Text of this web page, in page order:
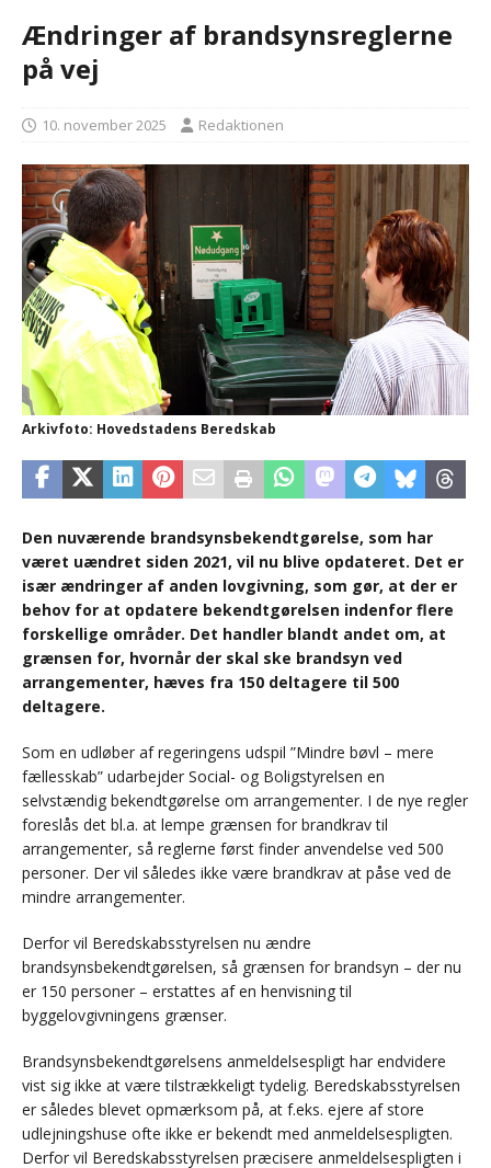
Ændringer af brandsynsreglerne
på vej
10. november 2025 Redaktionen
Arkivfoto: Hovedstadens Beredskab
Den nuværende brandsynsbekendtgørelse, som har
været uændret siden 2021, vil nu blive opdateret. Det er
især ændringer af anden lovgivning, som gør, at der er
behov for at opdatere bekendtgørelsen indenfor flere
forskellige områder. Det handler blandt andet om, at
grænsen for, hvornår der skal ske brandsyn ved
arrangementer, hæves fra 150 deltagere til 500
deltagere.
Som en udløber af regeringens udspil ”Mindre bøvl – mere
fællesskab” udarbejder Social- og Boligstyrelsen en
selvstændig bekendtgørelse om arrangementer. I de nye regler
foreslås det bl.a. at lempe grænsen for brandkrav til
arrangementer, så reglerne først finder anvendelse ved 500
personer. Der vil således ikke være brandkrav at påse ved de
mindre arrangementer.
Derfor vil Beredskabsstyrelsen nu ændre
brandsynsbekendtgørelsen, så grænsen for brandsyn – der nu
er 150 personer – erstattes af en henvisning til
byggelovgivningens grænser.
Brandsynsbekendtgørelsens anmeldelsespligt har endvidere
vist sig ikke at være tilstrækkeligt tydelig. Beredskabsstyrelsen
er således blevet opmærksom på, at f.eks. ejere af store
udlejningshuse ofte ikke er bekendt med anmeldelsespligten.
Derfor vil Beredskabsstyrelsen præcisere anmeldelsespligten i